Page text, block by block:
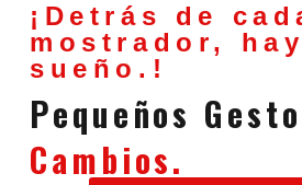
¡Detrás de
mostrador,
sueño.!
Pequeños
Cambios.